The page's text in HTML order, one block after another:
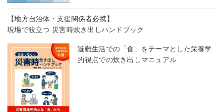
【地方自治体・支援関係者必携】
現場で役立つ 災害時炊き出しハンドブック
避難生活での「食」をテーマとした栄養学
的視点での炊き出しマニュアル